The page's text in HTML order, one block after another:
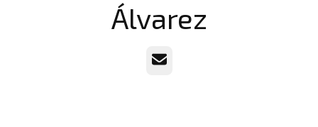
Álvarez
Correo electrónico